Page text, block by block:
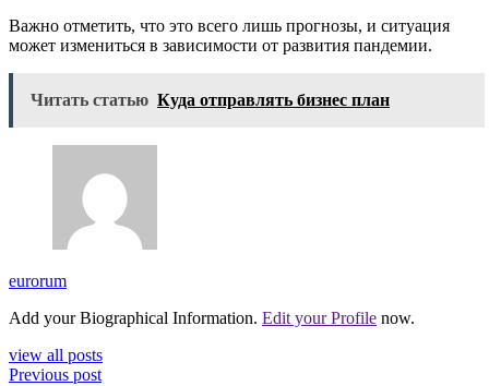
Важно отметить, что это всего лишь прогнозы, и ситуация
может измениться в зависимости от развития пандемии.
Читать статью Куда отправлять бизнес план
eurorum
Add your Biographical Information. Edit your Profile now.
view all posts
Previous post